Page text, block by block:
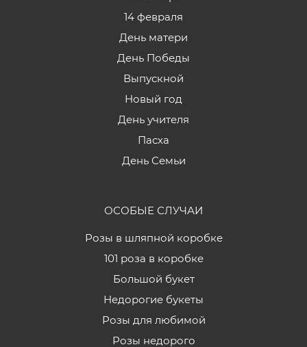
14 февраля
День матери
День Победы
Выпускной
Новый год
День учителя
Пасха
День Семьи
ОСОБЫЕ СЛУЧАИ
Розы в шляпной коробке
101 роза в коробке
Большой букет
Недорогие букеты
Розы для любимой
Розы недорого